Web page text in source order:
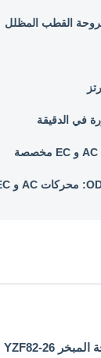
القطب المظلل